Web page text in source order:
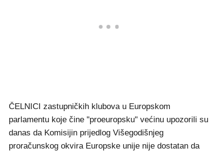
ČELNICI zastupničkih klubova u Europskom
parlamentu koje čine "proeuropsku" većinu upozorili su
danas da Komisijin prijedlog Višegodišnjeg
proračunskog okvira Europske unije nije dostatan da